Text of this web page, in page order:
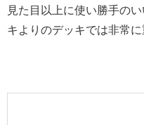
見た目以上に使い勝手のい
キよりのデッキでは非常に